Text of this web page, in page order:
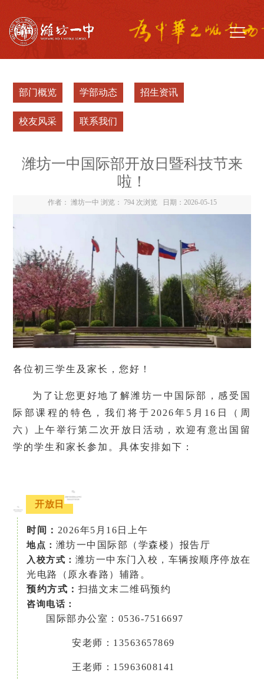
部门概览 学部动态 招生资讯
校友风采 联系我们
潍坊一中国际部开放日暨科技节来
啦！
作者： 潍坊一中 浏览： 794 次浏览日期：2026-05-15
各位初三学生及家长，您好！
为了让您更好地了解潍坊一中国际部，感受国
际部课程的特色，我们将于2026年5月16日（周
六）上午举行第二次开放日活动，欢迎有意出国留
学的学生和家长参加。具体安排如下：
开放日
时间： 2026年5月16日上午
地点： 潍坊一中国际部（学森楼）报告厅
入校方式： 潍坊一中东门入校，车辆按顺序停放在
光电路（原永春路）辅路。
预约方式： 扫描文末二维码预约
咨询电话：
国际部办公室：0536-7516697
安老师：13563657869
王老师：15963608141